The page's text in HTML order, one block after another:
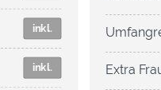
inkl.
inkl. Extra